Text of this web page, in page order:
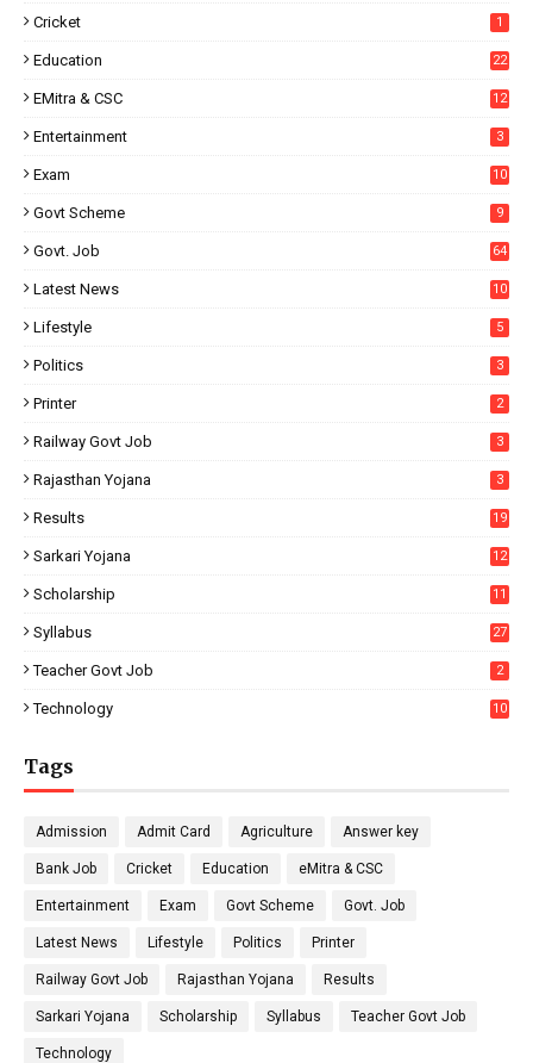
Cricket 1
Education 22
EMitra & CSC 12
Entertainment 3
Exam 10
Govt Scheme 9
Govt. Job 64
Latest News 10
Lifestyle 5
Politics 3
Printer 2
Railway Govt Job 3
Rajasthan Yojana 3
Results 19
Sarkari Yojana 12
Scholarship 11
Syllabus 27
Teacher Govt Job 2
Technology 10
Tags
Admission Admit Card Agriculture Answer key
Bank Job Cricket Education eMitra & CSC
Entertainment Exam Govt Scheme Govt. Job
Latest News Lifestyle Politics Printer
Railway Govt Job Rajasthan Yojana Results
Sarkari Yojana Scholarship Syllabus Teacher Govt Job
Technology